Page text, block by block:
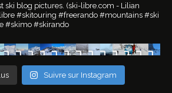
ski blog pictures. (ski-libre.com - Lilian
#skitouring #freerando #mountains #ski
#skimo #skirando
Suivre sur Instagram